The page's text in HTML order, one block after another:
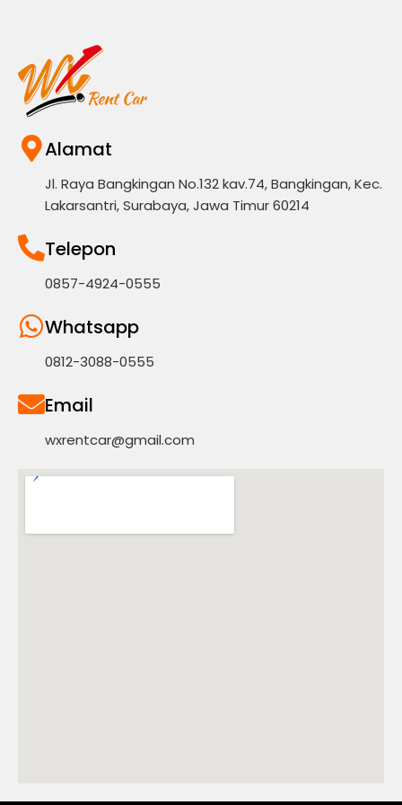
Alamat
Jl. Raya Bangkingan No.132 kav.74, Bangkingan, Kec.
Lakarsantri, Surabaya, Jawa Timur 60214
Telepon
0857-4924-0555
Whatsapp
0812-3088-0555
Email
wxrentcar@gmail.com